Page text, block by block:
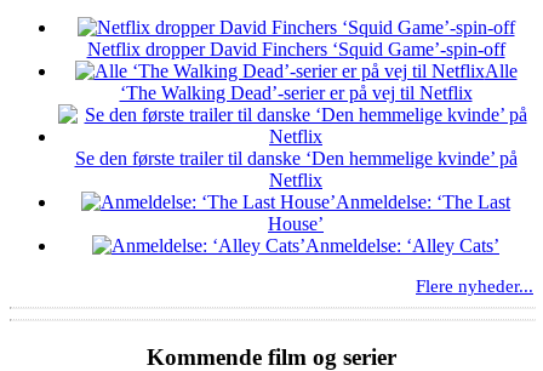
Netflix dropper David Finchers ‘Squid Game’-spin-off
Alle
‘The Walking Dead’-serier er på vej til Netflix
Se den første trailer til danske ‘Den hemmelige kvinde’ på
Netflix
Anmeldelse: ‘The Last
House’
Anmeldelse: ‘Alley Cats’
Flere nyheder...
Kommende film og serier